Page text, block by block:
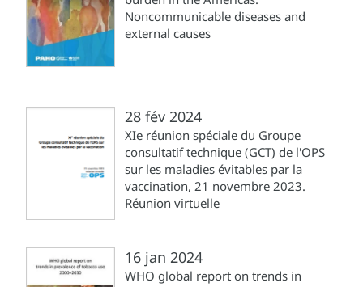
Noncommunicable diseases and
external causes
28 fév 2024
XIe réunion spéciale du Groupe
consultatif technique (GCT) de l'OPS
sur les maladies évitables par la
vaccination, 21 novembre 2023.
Réunion virtuelle
16 jan 2024
WHO global report on trends in